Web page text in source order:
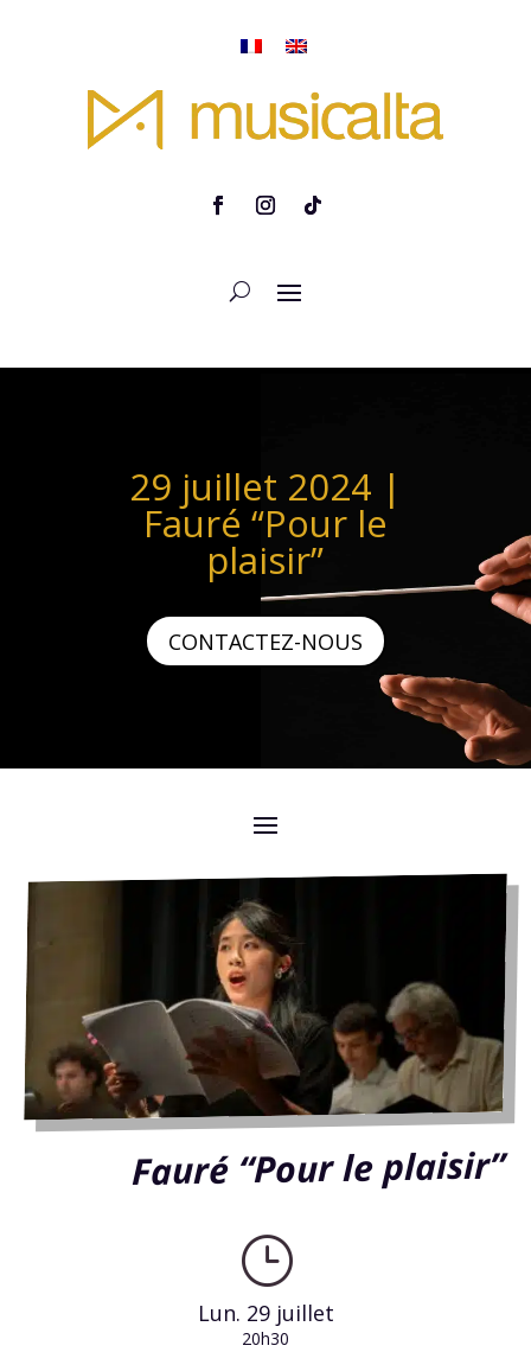
29 juillet 2024 |
Fauré “Pour le
plaisir”
CONTACTEZ-NOUS
Fauré “Pour le plaisir”
}
Lun. 29 juillet
20h30